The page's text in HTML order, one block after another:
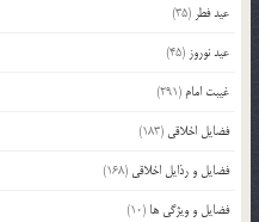
عید فطر (35)
عید نوروز (45)
غیبت امام (291)
فضایل اخلاقی (183)
فضایل و رذایل اخلاقی (168)
فضایل و ویژگی ها (10)